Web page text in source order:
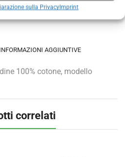
sulla PrivacyImprint
INFORMAZIONI AGGIUNTIVE
100% cotone, modello
correlati